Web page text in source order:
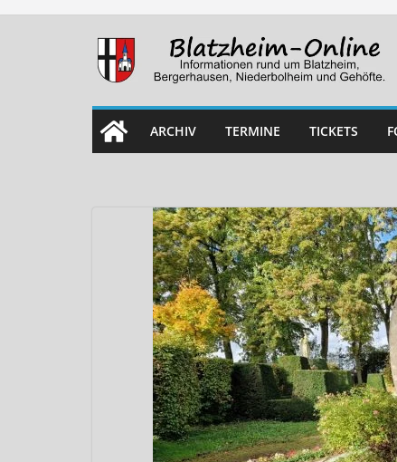
Skip
ARCHIV TERMINE TICKETS